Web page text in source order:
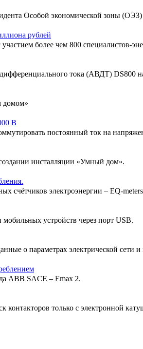
Особой экономической зоны
рублей
более чем 800 специалистов-
тока (АВДТ) DS800
домом»
В
постоянный ток на
инсталляции «Умный дом».
счётчиков электроэнергии – EQ-
устройств через порт USB.
о параметрах электрической сети и
ABB SACE – Emax 2.
только с электронной